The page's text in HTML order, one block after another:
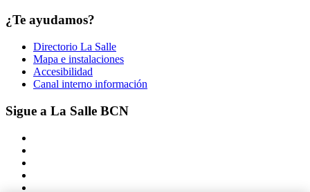
¿Te ayudamos?
Directorio La Salle
Mapa e instalaciones
Accesibilidad
Canal interno información
Sigue a La Salle BCN